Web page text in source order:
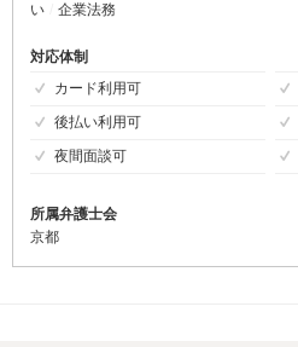
い
企業法務
対応体制
カード利用可
後払い利用可
夜間面談可
所属弁護士会
京都